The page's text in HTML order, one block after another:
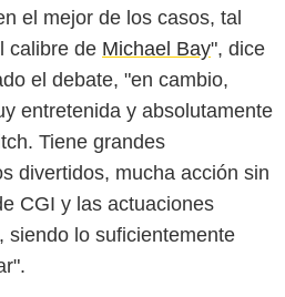
el mejor de los casos, tal
calibre de Michael Bay", dice
el debate, "en cambio,
entretenida y absolutamente
Tiene grandes
divertidos, mucha acción sin
CGI y las actuaciones
siendo lo suficientemente